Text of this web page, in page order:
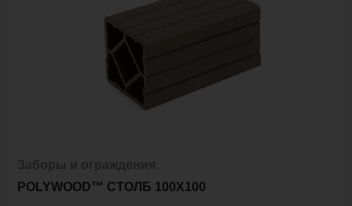
POLYWOOD™ СТОЛБ 100Х100